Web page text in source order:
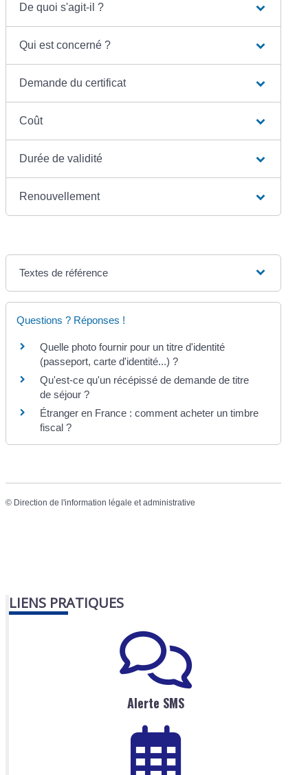
De quoi s'agit-il ?
Qui est concerné ?
Demande du certificat
Coût
Durée de validité
Renouvellement
Textes de référence
Questions ? Réponses !
Quelle photo fournir pour un titre d'identité
(passeport, carte d'identité...) ?
Qu'est-ce qu'un récépissé de demande de titre
de séjour ?
Étranger en France : comment acheter un timbre
fiscal ?
© Direction de l'information légale et administrative
LIENS PRATIQUES
Alerte SMS